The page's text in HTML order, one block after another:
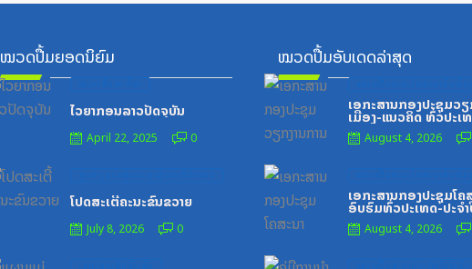
ໝວດປື້ມຍອດນິຍົມ
ໄວຍາກອນລາວປັດຈຸບັນ
April 22, 2025 0
ໂປດສະເຕີ້ຄະນະຂົນຂວາຍ
July 8, 2026 0
ໝວດປື້ມອັບເດດລ່າສຸດ
ເອກະສານກອງປະຊຸມວຽ
ເມືອງ-ແນວຄິດ ທົ່ວປະເ
on
August 4, 2026
ເອກະສານກອງປະຊຸມໂຄ
ອົບຮົມທົ່ວປະເທດ-ປະຈໍ
1996
on
August 4, 2026